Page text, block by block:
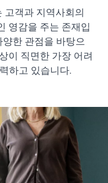
고객과 지역사회의
영감을 주는 존재입
한 관점을 바탕으
이 직면한 가장 어려
하고 있습니다.